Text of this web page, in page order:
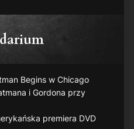
Beginsw Chicago
i Gordona przy
premiera DVD